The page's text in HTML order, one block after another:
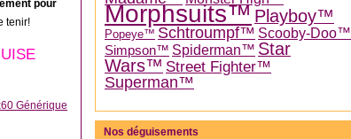
pour
tenir! Morphsuits™Playboy™
Popeye™ Schtroumpf™ Scooby-Doo™
Simpson™ Spiderman™ Star
Wars™ Street Fighter™
Superman™
Nos déguisements